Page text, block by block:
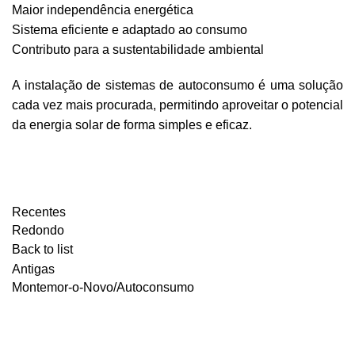
Maior independência energética
Sistema eficiente e adaptado ao consumo
Contributo para a sustentabilidade ambiental
A instalação de sistemas de autoconsumo é uma solução
cada vez mais procurada, permitindo aproveitar o potencial
da energia solar de forma simples e eficaz.
Recentes
Redondo
Back to list
Antigas
Montemor-o-Novo/Autoconsumo